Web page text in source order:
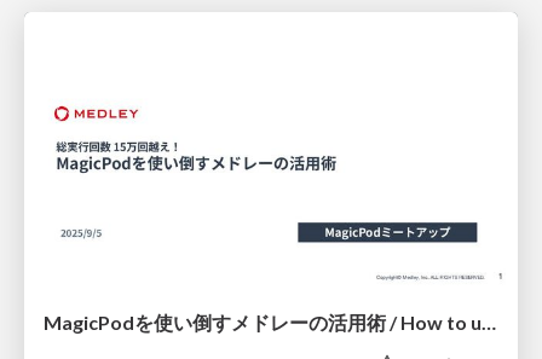
MagicPodを使い倒すメドレーの活用術 / How to utilize of MagicPod